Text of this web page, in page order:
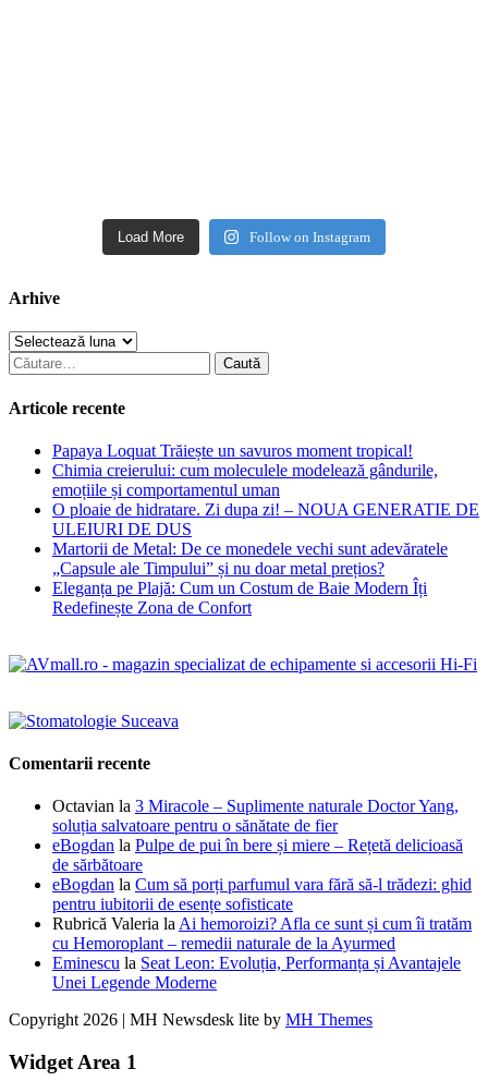
Load More Follow on Instagram
Arhive
Arhive
Caută
după:
Articole recente
Papaya Loquat Trăiește un savuros moment tropical!
Chimia creierului: cum moleculele modelează gândurile,
emoțiile și comportamentul uman
O ploaie de hidratare. Zi dupa zi! – NOUA GENERATIE DE
ULEIURI DE DUS
Martorii de Metal: De ce monedele vechi sunt adevăratele
„Capsule ale Timpului” și nu doar metal prețios?
Eleganța pe Plajă: Cum un Costum de Baie Modern Îți
Redefinește Zona de Confort
Comentarii recente
Octavian la 3 Miracole – Suplimente naturale Doctor Yang,
soluția salvatoare pentru o sănătate de fier
eBogdan la Pulpe de pui în bere și miere – Rețetă delicioasă
de sărbătoare
eBogdan la Cum să porți parfumul vara fără să-l trădezi: ghid
pentru iubitorii de esențe sofisticate
Rubrică Valeria la Ai hemoroizi? Afla ce sunt și cum îi tratăm
cu Hemoroplant – remedii naturale de la Ayurmed
Eminescu la Seat Leon: Evoluția, Performanța și Avantajele
Unei Legende Moderne
Copyright 2026 | MH Newsdesk lite by MH Themes
Widget Area 1